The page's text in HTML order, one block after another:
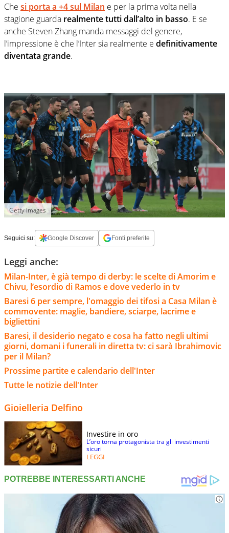
Che si porta a +4 sul Milan e per la prima volta nella
stagione guarda realmente tutti dall’alto in basso. E se
anche Steven Zhang manda messaggi del genere,
l’impressione è che l’Inter sia realmente e definitivamente
diventata grande.
Getty Images
Seguici su: Google Discover Fonti preferite
Leggi anche:
Milan-Inter, è già tempo di derby: le scelte di Amorim e
Chivu, l’esordio di Ramos e dove vederlo in tv
Baresi 6 per sempre, l'omaggio dei tifosi a Casa Milan è
commovente: maglie, bandiere, sciarpe, lacrime e
bigliettini
Baresi, il desiderio negato e cosa ha fatto negli ultimi
giorni, domani i funerali in diretta tv: ci sarà Ibrahimovic
per il Milan?
Prossime partite e calendario dell'Inter
Tutte le notizie dell'Inter
Gioielleria Delfino
Investire in oro
L’oro torna protagonista tra gli investimenti
sicuri
LEGGI